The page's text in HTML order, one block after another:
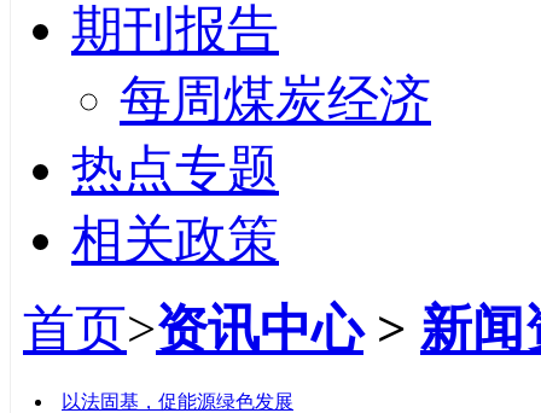
期刊报告
每周煤炭经济
热点专题
相关政策
首页>资讯中心> 新闻
以法固基，促能源绿色发展